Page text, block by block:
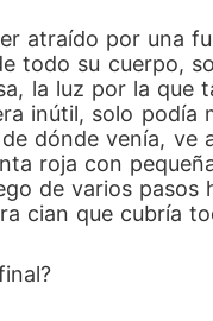
atraído por una
todo su cuerpo,
la luz por la
inútil, solo podía
dónde venía,
roja con
de varios
cian que cubría